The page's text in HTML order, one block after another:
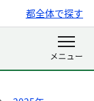
都全体で探す